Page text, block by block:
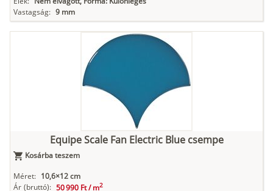
Vastagság: 9 mm
Equipe Scale Fan Electric Blue csempe
Kosárba teszem
Méret: 10,6×12 cm
Ár (bruttó): 50 990 Ft /m2